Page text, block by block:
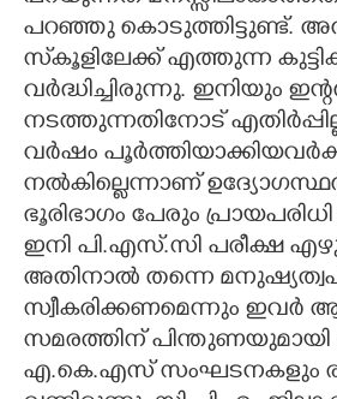
പറഞ്ഞു കൊടുത്തിട്ടുണ്ട്.
സ്‌കൂളിലേക്ക് എത്തുന്ന
വർദ്ധിച്ചിരുന്നു. ഇനിയും
നടത്തുന്നതിനോട്
വർഷം
നൽകില്ലെന്നാണ്
ഭൂരിഭാഗം പേരും പ്രായപരിധി
ഇനി പി.എസ്.സി പരീക്ഷ
അതിനാൽ തന്നെ
സ്വീകരിക്കണമെന്നും ഇവർ
സമരത്തിന് പിന്തുണയുമായി
എ.കെ.എസ് സംഘടനകളും